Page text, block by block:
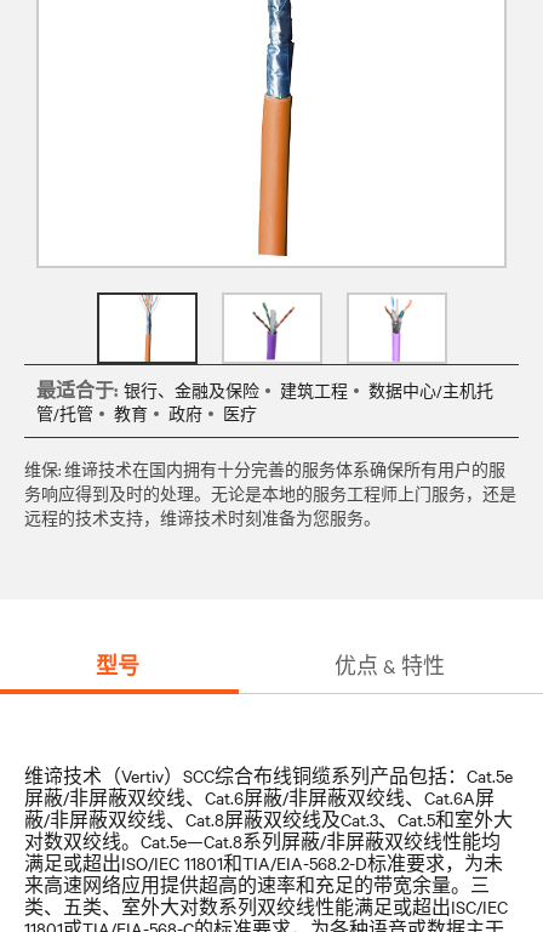
最适合于: 银行、金融及保险 建筑工程
数据中心/主机托
管/托管
教育 政府 医疗
维保: 维谛技术在国内拥有十分完善的服务体系确保所有用户的服
务响应得到及时的处理。无论是本地的服务工程师上门服务，还是
远程的技术支持，维谛技术时刻准备为您服务。
型号 优点 & 特性
维谛技术（Vertiv）SCC综合布线铜缆系列产品包括：Cat.5e
屏蔽/非屏蔽双绞线、Cat.6屏蔽/非屏蔽双绞线、Cat.6A屏
蔽/非屏蔽双绞线、Cat.8屏蔽双绞线及Cat.3、Cat.5和室外大
对数双绞线。Cat.5e—Cat.8系列屏蔽/非屏蔽双绞线性能均
满足或超出ISO/IEC 11801和TIA/EIA-568.2-D标准要求，为未
来高速网络应用提供超高的速率和充足的带宽余量。三
类、五类、室外大对数系列双绞线性能满足或超出ISC/IEC